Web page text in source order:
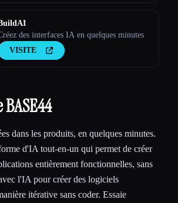
des interfaces IA en quelques minutes
VISITE
dans les produits, en quelques minutes.
d'IA tout-en-un qui permet de créer
entièrement fonctionnelles, sans
l'IA pour créer des logiciels
itérative sans coder. Essaie